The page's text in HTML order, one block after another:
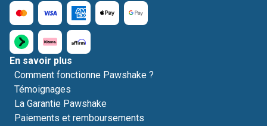
En savoir plus
Comment fonctionne Pawshake ?
Témoignages
La Garantie Pawshake
Paiements et remboursements